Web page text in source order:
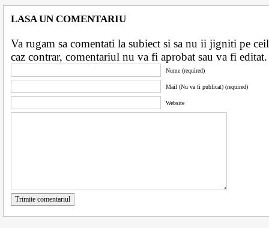
LASA UN COMENTARIU
Va rugam sa comentati la subiect si sa nu ii jigniti pe
caz contrar, comentariul nu va fi aprobat sau va fi
Nume (required)
Mail (Nu va fi publicat) (required)
Website
Trimite comentariul